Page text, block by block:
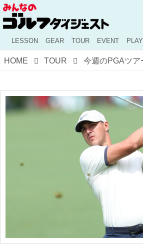
LESSON GEAR TOUR EVENT PLAY
HOME TOUR